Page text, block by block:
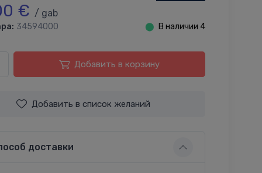
€ / gab
34594000 ⬤ В наличии 4
Добавить в корзину
Добавить в список желаний
доставки